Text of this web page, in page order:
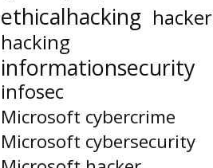
ethicalhacking hacker
hacking
informationsecurity
infosec
Microsoft cybercrime
Microsoft cybersecurity